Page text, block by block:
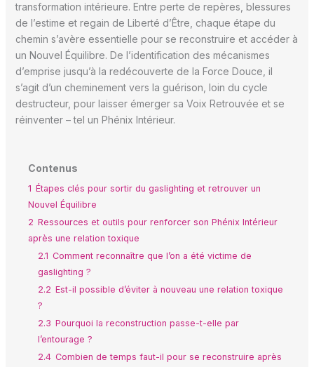
transformation intérieure. Entre perte de repères, blessures
de l’estime et regain de Liberté d’Être, chaque étape du
chemin s’avère essentielle pour se reconstruire et accéder à
un Nouvel Équilibre. De l’identification des mécanismes
d’emprise jusqu’à la redécouverte de la Force Douce, il
s’agit d’un cheminement vers la guérison, loin du cycle
destructeur, pour laisser émerger sa Voix Retrouvée et se
réinventer – tel un Phénix Intérieur.
Contenus
1 Étapes clés pour sortir du gaslighting et retrouver un
Nouvel Équilibre
2 Ressources et outils pour renforcer son Phénix Intérieur
après une relation toxique
2.1 Comment reconnaître que l’on a été victime de
gaslighting ?
2.2 Est-il possible d’éviter à nouveau une relation toxique
?
2.3 Pourquoi la reconstruction passe-t-elle par
l’entourage ?
2.4 Combien de temps faut-il pour se reconstruire après